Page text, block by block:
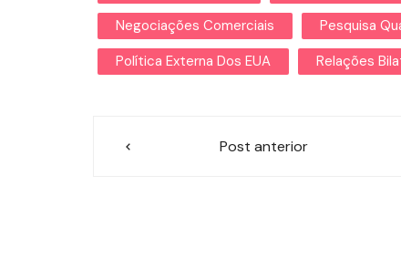
Negociações Comerciais
Pesquisa
Política Externa Dos EUA
Relações
NavegaçãoPost anterior